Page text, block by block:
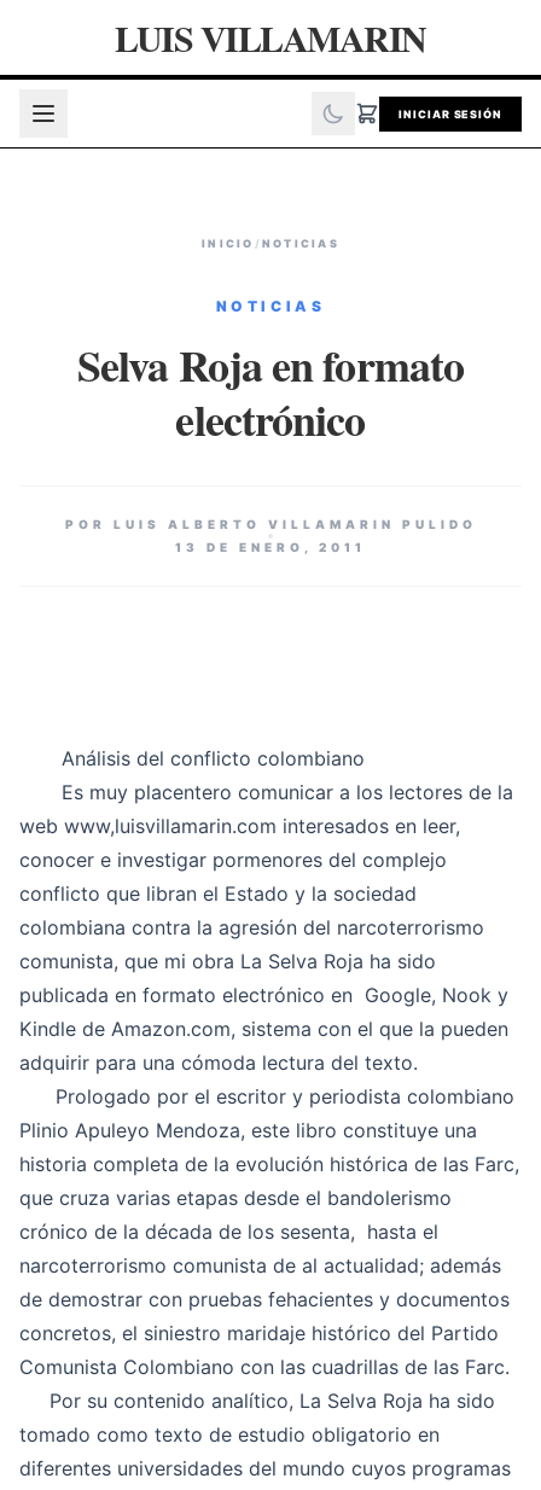
LUIS VILLAMARIN
INICIAR SESIÓN
INICIO / NOTICIAS
NOTICIAS
Selva Roja en formato
electrónico
POR LUIS ALBERTO VILLAMARIN PULIDO
13 DE ENERO, 2011
Análisis del conflicto colombiano
Es muy placentero comunicar a los lectores de la
web www,luisvillamarin.com interesados en leer,
conocer e investigar pormenores del complejo
conflicto que libran el Estado y la sociedad
colombiana contra la agresión del narcoterrorismo
comunista, que mi obra La Selva Roja ha sido
publicada en formato electrónico en Google, Nook y
Kindle de Amazon.com, sistema con el que la pueden
adquirir para una cómoda lectura del texto.
Prologado por el escritor y periodista colombiano
Plinio Apuleyo Mendoza, este libro constituye una
historia completa de la evolución histórica de las Farc,
que cruza varias etapas desde el bandolerismo
crónico de la década de los sesenta, hasta el
narcoterrorismo comunista de al actualidad; además
de demostrar con pruebas fehacientes y documentos
concretos, el siniestro maridaje histórico del Partido
Comunista Colombiano con las cuadrillas de las Farc.
Por su contenido analítico, La Selva Roja ha sido
tomado como texto de estudio obligatorio en
diferentes universidades del mundo cuyos programas